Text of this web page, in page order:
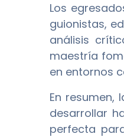
Los
guionistas,
análisis
maestría
en entornos
En resumen,
desarrollar
perfecta